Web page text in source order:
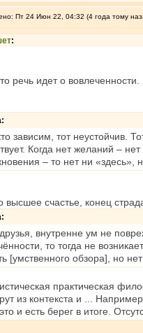
Пт 24 Июн 22, 04:32 (4 года тому
:
речь идет о вовлеченности.
зависим, тот неустойчив.
Когда нет желаний –
– то нет ни
высшее счастье, конец
внутренне ум не
то тогда не
[умственного обзора], но
практическая
из контекста и ...
и есть берег в итоге.